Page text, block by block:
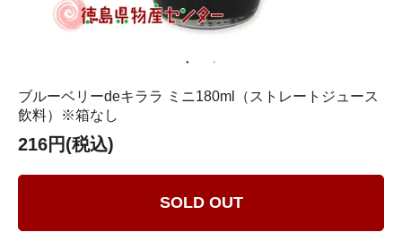
ブルーベリーdeキララ ミニ180ml（ストレートジュース
飲料）※箱なし
216円(税込)
SOLD OUT